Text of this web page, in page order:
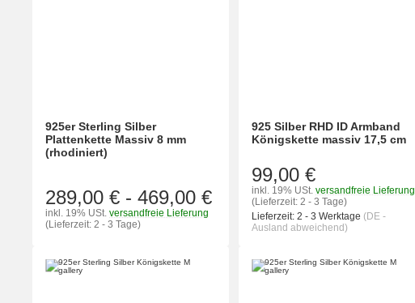
925er Sterling Silber
Plattenkette Massiv 8 mm
(rhodiniert)
289,00 € - 469,00 €
inkl. 19% USt. versandfreie Lieferung
(Lieferzeit: 2 - 3 Tage)
925 Silber RHD ID Armband
Königskette massiv 17,5 cm
99,00 €
inkl. 19% USt. versandfreie Lieferung
(Lieferzeit: 2 - 3 Tage)
Lieferzeit: 2 - 3 Werktage (DE -
Ausland abweichend)